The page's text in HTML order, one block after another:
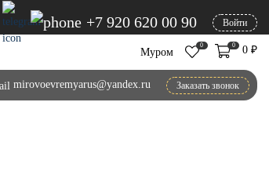
+7 920 620 00 90 Войти
Муром
0 0 0 ₽
mirovoevremyarus@yandex.ru Заказать звонок